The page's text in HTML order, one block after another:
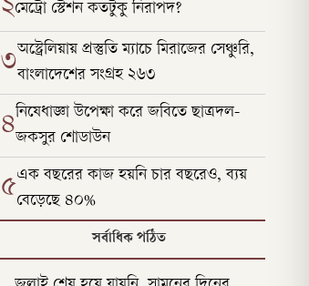
২মেট্রো স্টেশন কতটুকু নিরাপদ?
৩অস্ট্রেলিয়ায় প্রস্তুতি ম্যাচে মিরাজের সেঞ্চুরি,
বাংলাদেশের সংগ্রহ ২৬৩
৪নিষেধাজ্ঞা উপেক্ষা করে জবিতে ছাত্রদল-
জকসুর শোডাউন
৫এক বছরের কাজ হয়নি চার বছরেও, ব্যয়
বেড়েছে ৪০%
সর্বাধিক পঠিত